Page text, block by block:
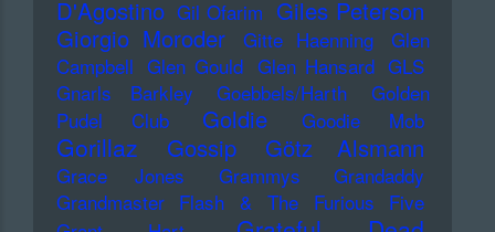
D'Agostino Gil Ofarim Giles Peterson
Giorgio Moroder
Gitte Haenning
Glen
Campbell Glen Gould Glen Hansard GLS
Gnarls Barkley
Goebbels/Harth
Golden
Pudel Club
Goldie Goodie Mob
Gorillaz Gossip Götz Alsmann
Grace Jones Grammys
Grandaddy
Grandmaster Flash & The Furious Five